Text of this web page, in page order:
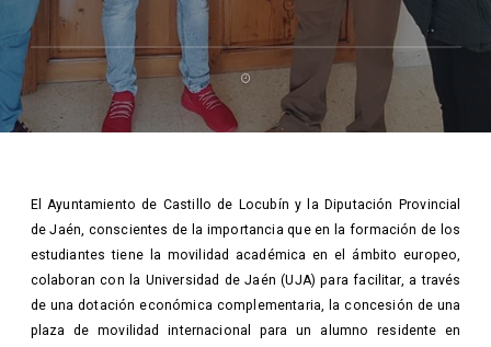
El Ayuntamiento de Castillo de Locubín y la Diputación Provincial
de Jaén, conscientes de la importancia que en la formación de los
estudiantes tiene la movilidad académica en el ámbito europeo,
colaboran con la Universidad de Jaén (UJA) para facilitar, a través
de una dotación económica complementaria, la concesión de una
plaza de movilidad internacional para un alumno residente en